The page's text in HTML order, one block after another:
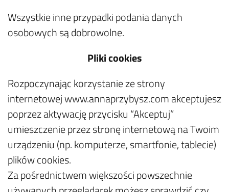
Wszystkie inne przypadki podania danych
osobowych są dobrowolne.
Pliki cookies
Rozpoczynając korzystanie ze strony
internetowej www.annaprzybysz.com akceptujesz
poprzez aktywację przycisku “Akceptuj”
umieszczenie przez stronę internetową na Twoim
urządzeniu (np. komputerze, smartfonie, tablecie)
plików cookies.
Za pośrednictwem większości powszechnie